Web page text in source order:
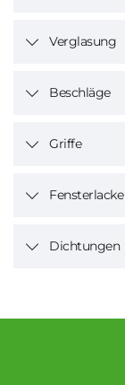
Verglasung
Beschläge
Griffe
Fensterlacke
Dichtungen